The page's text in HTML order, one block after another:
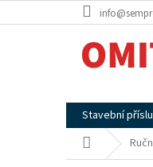
na
Stavební
Domů